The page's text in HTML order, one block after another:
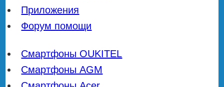
Приложения
Форум помощи
Смартфоны OUKITEL
Смартфоны AGM